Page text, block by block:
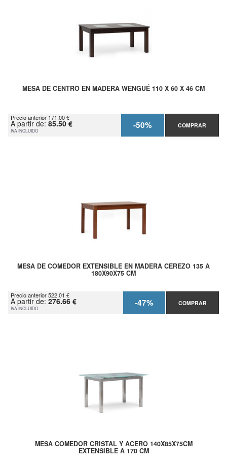
MESA DE CENTRO EN MADERA WENGUÉ 110 X 60 X 46 CM
Precio anterior 171.00 €
A partir de: 85.50 €
IVA INCLUIDO -50% COMPRAR
MESA DE COMEDOR EXTENSIBLE EN MADERA CEREZO 135 A
180X90X75 CM
Precio anterior 522.01 €
A partir de: 276.66 €
IVA INCLUIDO -47% COMPRAR
MESA COMEDOR CRISTAL Y ACERO 140X85X75CM
EXTENSIBLE A 170 CM